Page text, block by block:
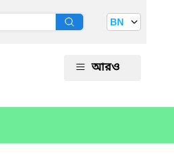
BN
আরও